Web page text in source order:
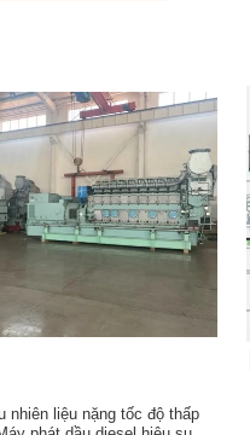
nhiên liệu nặng tốc độ thấp